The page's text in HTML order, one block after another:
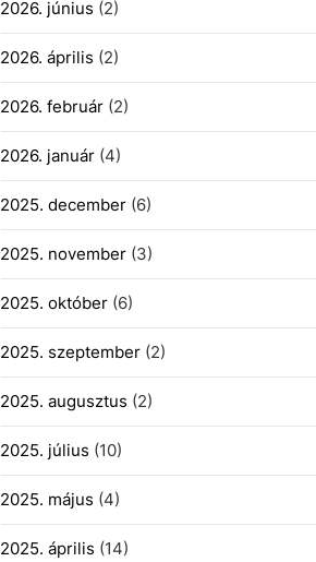
2026. június (2)
2026. április (2)
2026. február(2)
2026. január(4)
2025. december(6)
2025. november(3)
2025. október(6)
2025. szeptember(2)
2025. augusztus (2)
2025. július (10)
2025. május (4)
2025. április (14)